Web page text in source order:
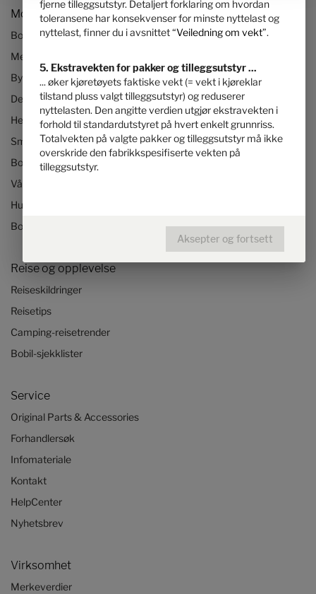
Modeller og teknologier
Bobiler
Mercedes-bobiler
Bybobiler
Delintegrerte bobiler
Helintegrerte bobiler
Små bobiler
Bobiler opptil 3,5 tonn
Våre teknologier
Hurtigstart-bobilvideoer
Bobil og Camper Van konfigurator
Reise og opplevelse
Reiseskildringer
Reisetips
Camping-reisetrender
Bobil-sjekklister
Service
Original Parts & Accessories
Forhandlersøk
Infomateriale
Kontakt
HelpCenter
Nyhetsbrev
Virksomhet
Merkeverdier
fjerne tilleggsutstyr. Detaljert forklaring om hvordan
toleransene har konsekvenser for minste nyttelast og
nyttelast, finner du i avsnittet “Veiledning om vekt”.
5. Ekstravekten for pakker og tilleggsutstyr ...
... øker kjøretøyets faktiske vekt (= vekt i kjøreklar
tilstand pluss valgt tilleggsutstyr) og reduserer
nyttelasten. Den angitte verdien utgjør ekstravekten i
forhold til standardutstyret på hvert enkelt grunnriss.
Totalvekten på valgte pakker og tilleggsutstyr må ikke
overskride den fabrikkspesifiserte vekten på
tilleggsutstyr.
Aksepter og fortsett